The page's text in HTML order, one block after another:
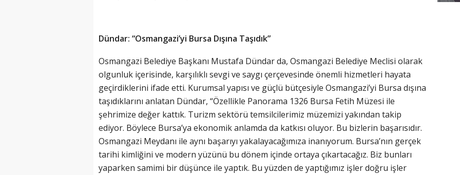
Dündar: “Osmangazi’yi Bursa Dışına Taşıdık”
Osmangazi Belediye Başkanı Mustafa Dündar da, Osmangazi Belediye Meclisi olarak
olgunluk içerisinde, karşılıklı sevgi ve saygı çerçevesinde önemli hizmetleri hayata
geçirdiklerini ifade etti. Kurumsal yapısı ve güçlü bütçesiyle Osmangazi’yi Bursa dışına
taşıdıklarını anlatan Dündar, “Özellikle Panorama 1326 Bursa Fetih Müzesi ile
şehrimize değer kattık. Turizm sektörü temsilcilerimiz müzemizi yakından takip
ediyor. Böylece Bursa’ya ekonomik anlamda da katkısı oluyor. Bu bizlerin başarısıdır.
Osmangazi Meydanı ile aynı başarıyı yakalayacağımıza inanıyorum. Bursa’nın gerçek
tarihi kimliğini ve modern yüzünü bu dönem içinde ortaya çıkartacağız. Biz bunları
yaparken samimi bir düşünce ile yaptık. Bu yüzden de yaptığımız işler doğru işler